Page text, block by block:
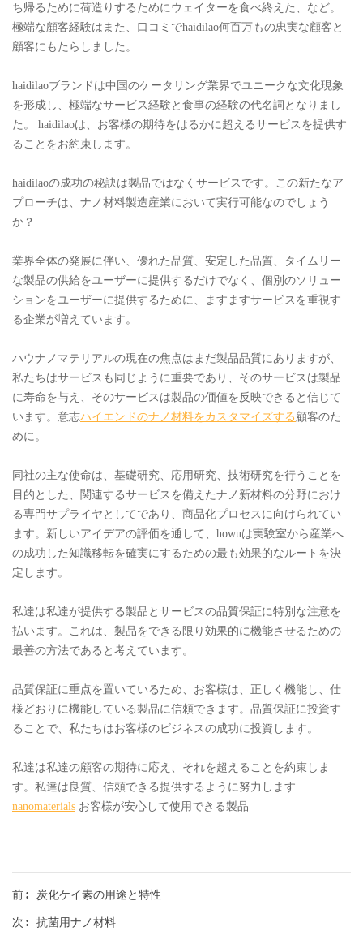
ち帰るために荷造りするためにウェイターを食べ終えた、など。
極端な顧客経験はまた、口コミでhaidilao何百万もの忠実な顧客と
顧客にもたらしました。
haidilaoブランドは中国のケータリング業界でユニークな文化現象
を形成し、極端なサービス経験と食事の経験の代名詞となりまし
た。 haidilaoは、お客様の期待をはるかに超えるサービスを提供す
ることをお約束します。
haidilaoの成功の秘訣は製品ではなくサービスです。この新たなア
プローチは、ナノ材料製造産業において実行可能なのでしょう
か？
業界全体の発展に伴い、優れた品質、安定した品質、タイムリー
な製品の供給をユーザーに提供するだけでなく、個別のソリュー
ションをユーザーに提供するために、ますますサービスを重視す
る企業が増えています。
ハウナノマテリアルの現在の焦点はまだ製品品質にありますが、
私たちはサービスも同じように重要であり、そのサービスは製品
に寿命を与え、そのサービスは製品の価値を反映できると信じて
います。意志ハイエンドのナノ材料をカスタマイズする 顧客のた
めに。
同社の主な使命は、基礎研究、応用研究、技術研究を行うことを
目的とした、関連するサービスを備えたナノ新材料の分野におけ
る専門サプライヤとしてであり、商品化プロセスに向けられてい
ます。新しいアイデアの評価を通して、howuは実験室から産業へ
の成功した知識移転を確実にするための最も効果的なルートを決
定します。
私達は私達が提供する製品とサービスの品質保証に特別な注意を
払います。これは、製品をできる限り効果的に機能させるための
最善の方法であると考えています。
品質保証に重点を置いているため、お客様は、正しく機能し、仕
様どおりに機能している製品に信頼できます。品質保証に投資す
ることで、私たちはお客様のビジネスの成功に投資します。
私達は私達の顧客の期待に応え、それを超えることを約束しま
す。私達は良質、信頼できる提供するように努力します
nanomaterials お客様が安心して使用できる製品
前 : 炭化ケイ素の用途と特性
次 : 抗菌用ナノ材料